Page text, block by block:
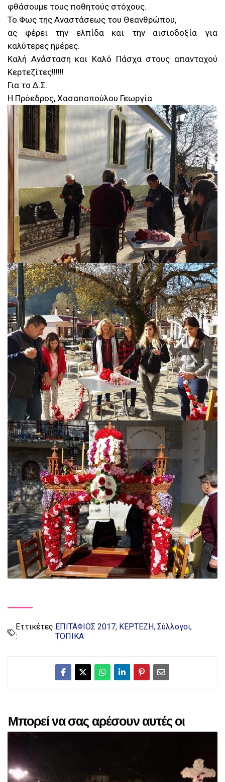
φθάσουμε τους ποθητούς στόχους.
Το Φως της Αναστάσεως του Θεανθρώπου,
ας φέρει την ελπίδα και την αισιοδοξία για
καλύτερες ημέρες.
Καλή Ανάσταση και Καλό Πάσχα στους απανταχού
Κερτεζίτες!!!!!!
Για το Δ.Σ.
Η Πρόεδρος, Χασαποπούλου Γεωργία.
Εττικέτες
:
ΕΠΙΤΑΦΙΟΣ 2017 ΚΕΡΤΕΖΗ Σύλλογοι
ΤΟΠΙΚΑ
Μπορεί να σας αρέσουν αυτές οι
αναρτήσεις